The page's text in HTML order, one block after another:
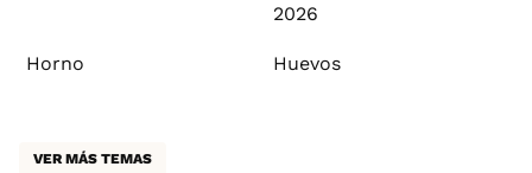
2026
Horno Huevos
VER MÁS TEMAS